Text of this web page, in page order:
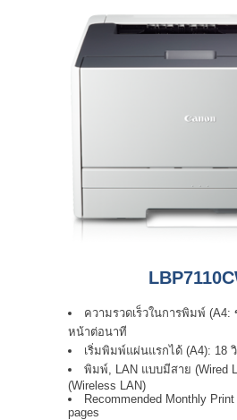
ความรวดเร็วในการพิมพ์ (A4:
หน้าต่อนาที
เริ่มพิมพ์แผ่นแรกได้ (A4): 18
พิมพ์, LAN แบบมีสาย (Wired
(Wireless LAN)
Recommended Monthly
pages